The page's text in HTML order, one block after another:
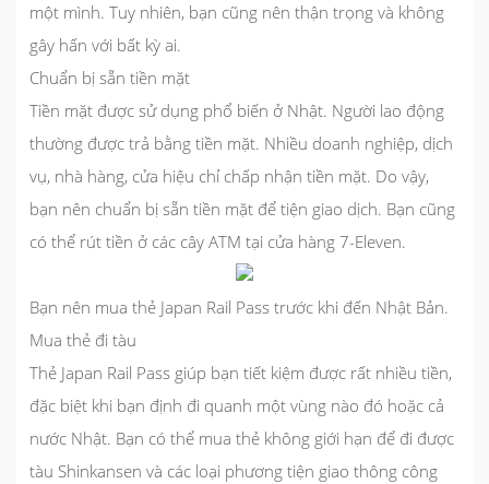
một mình. Tuy nhiên, bạn cũng nên thận trọng và không
gây hấn với bất kỳ ai.
Chuẩn bị sẵn tiền mặt
Tiền mặt được sử dụng phổ biến ở Nhật. Người lao động
thường được trả bằng tiền mặt. Nhiều doanh nghiệp, dịch
vụ, nhà hàng, cửa hiệu chỉ chấp nhận tiền mặt. Do vậy,
bạn nên chuẩn bị sẵn tiền mặt để tiện giao dịch. Bạn cũng
có thể rút tiền ở các cây ATM tại cửa hàng 7-Eleven.
Bạn nên mua thẻ Japan Rail Pass trước khi đến Nhật Bản.
Mua thẻ đi tàu
Thẻ Japan Rail Pass giúp bạn tiết kiệm được rất nhiều tiền,
đặc biệt khi bạn định đi quanh một vùng nào đó hoặc cả
nước Nhật. Bạn có thể mua thẻ không giới hạn để đi được
tàu Shinkansen và các loại phương tiện giao thông công